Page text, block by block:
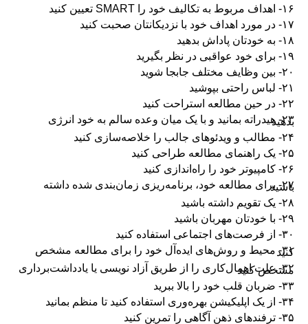
۱۶- اهداف مربوط به تکالیف خود را SMART تعیین کنید
۱۷- در مورد اهداف خود با نزدیکانتان صحبت کنید
۱۸- به خودتان پاداش بدهید
۱۹- برای خود عواقبی در نظر بگیرید
۲۰- بین وظایف مختلف جابجا شوید
۲۱- لباس راحتی بپوشید
۲۲- در حین مطالعه استراحت کنید
۲۳- هیدراته بمانید و با یک میان وعده سالم به خود انرژی
بدهید
۲۴- مطالب و ویدئوهای جالب را خلاصه‌سازی کنید
۲۵- یک راهنمای مطالعه طراحی کنید
۲۶- کامپیوتر خود را راه‌اندازی کنید
۲۷- برای مطالعه خود، برنامه‌ریزی زمان‌بندی شده داشته
باشید
۲۸- یک تقویم داشته باشید
۲۹- با خودتان مهربان باشید
۳۰- از فرصت‌های اجتماعی استفاده کنید
۳۱- محیط و روش‌های ایده‌آل خود را برای مطالعه مشخص
کنید
۳۲- علت اهمال‌کاری را از طریق آزاد نویسی یا یادداشت‌برداری
مشخص کنید
۳۳- ضربان قلب خود را بالا ببرید
۳۴- از یک اپلیکیشن بهره‌وری استفاده کنید تا منظم بمانید
۳۵- ترفندهای ذهن آگاهی را تمرین کنید